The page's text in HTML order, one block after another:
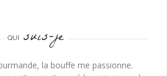
QUI suis-je
la bouffe me passionne.